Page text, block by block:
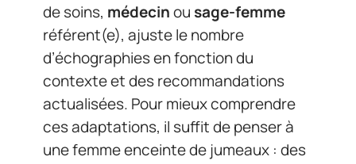
de soins, médecinou sage-femme
référent(e), ajuste le nombre
d’échographies en fonction du
contexte et des recommandations
actualisées. Pour mieux comprendre
ces adaptations, il suffit de penser à
une femme enceinte de jumeaux : des